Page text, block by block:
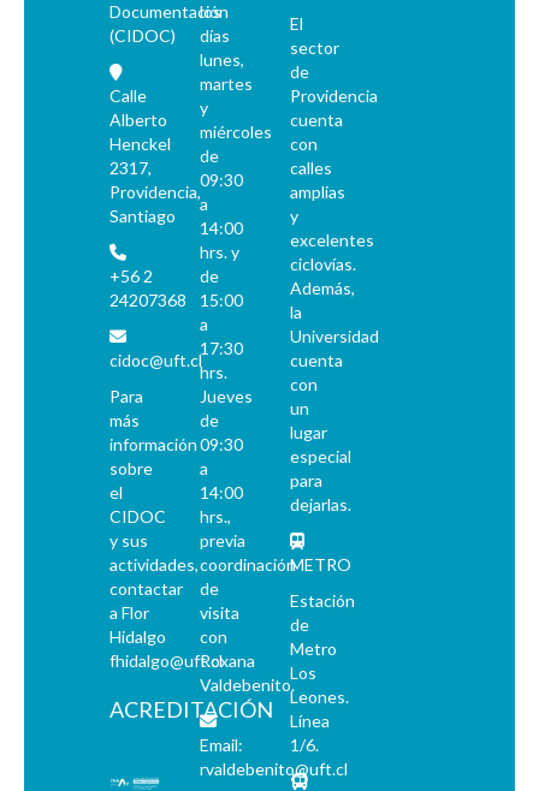
Documentación
(CIDOC)
Calle
Alberto
Henckel
2317,
Providencia,
Santiago
+56 2
24207368
cidoc@uft.cl
Para
más
información
sobre
el
CIDOC
y sus
actividades,
contactar
a Flor
Hidalgo
fhidalgo@uft.cl
ACREDITACIÓN
los
días
lunes,
martes
y
miércoles
de
09:30
a
14:00
hrs. y
de
15:00
a
17:30
hrs.
Jueves
de
09:30
a
14:00
hrs.,
previa
coordinación
de
visita
con
Roxana
Valdebenito.
Email:
rvaldebenito@uft.cl
El
sector
de
Providencia
cuenta
con
calles
amplias
y
excelentes
ciclovías.
Además,
la
Universidad
cuenta
con
un
lugar
especial
para
dejarlas.
METRO
Estación
de
Metro
Los
Leones.
Línea
1/6.